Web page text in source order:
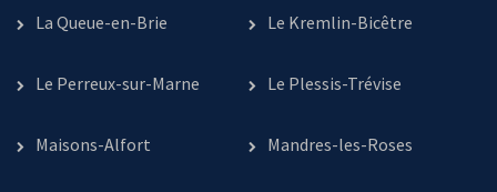
La Queue-en-Brie Le Kremlin-Bicêtre
Le Perreux-sur-Marne Le Plessis-Trévise
Maisons-Alfort Mandres-les-Roses